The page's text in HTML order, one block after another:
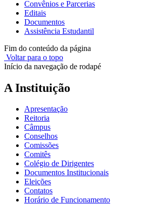
Convênios e Parcerias
Editais
Documentos
Assistência Estudantil
Fim do conteúdo da página
Voltar para o topo
Início da navegação de rodapé
A Instituição
Apresentação
Reitoria
Câmpus
Conselhos
Comissões
Comitês
Colégio de Dirigentes
Documentos Institucionais
Eleições
Contatos
Horário de Funcionamento